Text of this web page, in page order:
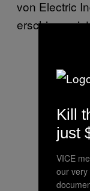
von Electric
erschienen
Kill
just
VICE
our very